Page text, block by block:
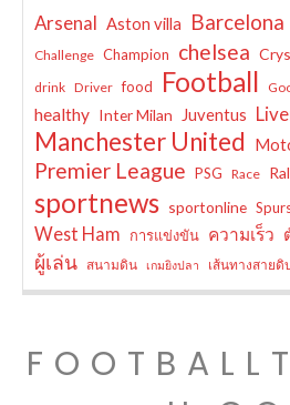
Arsenal Aston villa Barcelona
Challenge Champion chelsea
drink Driver food Football
healthy Inter Milan Juventus
Manchester United
Premier League PSG Race
sportnews sportonline
West Ham การแข่งขัน ความเร็ว
ผู้เล่น สนามดิน เกมยิงปลา เส้นทางสายดิ